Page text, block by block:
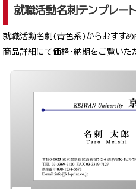
就職活動名刺テンプレート
就職活動名刺(青色系)からおすすめ
商品詳細にて価格・納期をご覧いた